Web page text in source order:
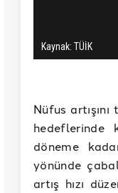
Nüfus
döneme
yönünde
artış hızı